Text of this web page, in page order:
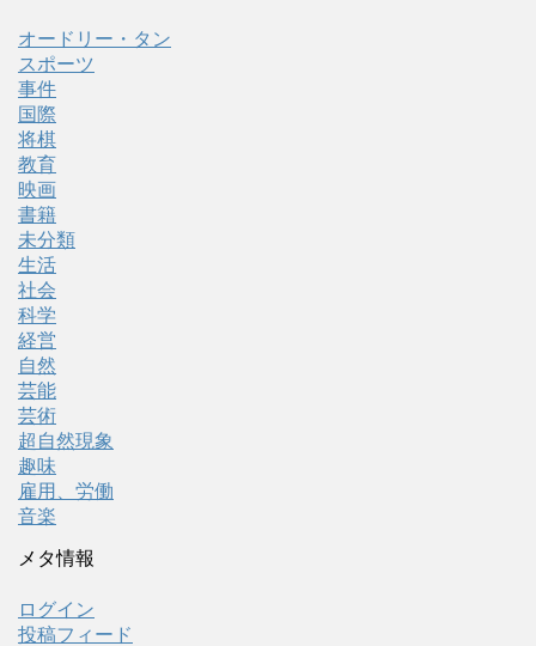
オードリー・タン
スポーツ
事件
国際
将棋
教育
映画
書籍
未分類
生活
社会
科学
経営
自然
芸能
芸術
超自然現象
趣味
雇用、労働
音楽
メタ情報
ログイン
投稿フィード